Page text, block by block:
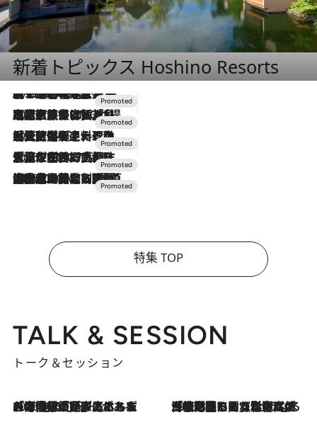
新着トピックス Hoshino Resorts
2026.8.7
【トンボの足水浴】ヒノキの香りに包まれて涼感マックス！約13℃の湧水かけ流しを避暑地「星野温泉 トンボの湯」で体験
2026.7.31
【ホテル帰省】という選択肢をOMOが提案。家族とほどよい距離を保つには「昼は実家、夜は気兼ねなくホテルで！」
2026.7.24
【夏限定ディナーコース】旬を迎える稚鮎や花ズッキーニなどをイタリア・トスカーナの郷土料理の手法で満喫！
2026.7.17
「土佐和ハーブかき氷」がOMO7高知に登場！生姜、山椒、大葉など目にも舌にも涼を呼ぶ郷土の味
2026.7.10
NEW OPEN！【界 草津】名湯の地に誕生。趣の異なる2種の温泉と上州ならではの会席・蕎麦割烹など美食を味わう究極の癒やし旅
特集 TOP
TALK & SESSION
トーク＆セッション
2026.8.3
「今後値上げがあるとすれば…」「リスクがあるのは今年の冬」エネルギー専門家が語る、ホルムズ海峡封鎖が家庭にもたらす“ある心配” 2026.8.3
「住宅建てられない…」「サーチャージ料の高値が続いている」ホルムズ海峡封鎖による影響はいつまで続く？《エネルギー専門家に聞く“どうなる日本の暮らし”》